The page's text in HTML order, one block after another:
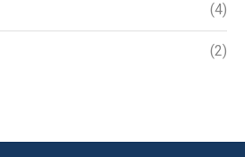
(4)
(2)